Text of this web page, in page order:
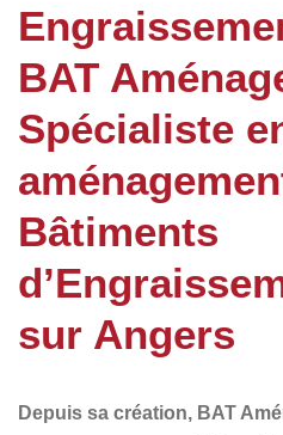
BAT
Spécialiste
Bâtiments
sur Angers
Depuis sa création, BAT